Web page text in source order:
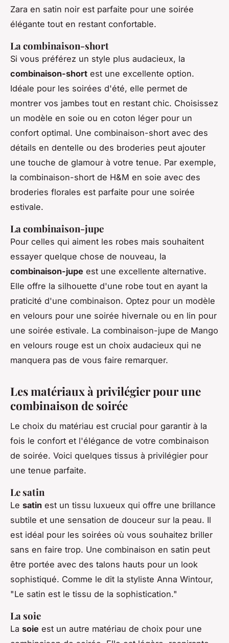
Zara en satin noir est parfaite pour une soirée
élégante tout en restant confortable.
La combinaison-short
Si vous préférez un style plus audacieux, la
combinaison-short est une excellente option.
Idéale pour les soirées d'été, elle permet de
montrer vos jambes tout en restant chic. Choisissez
un modèle en soie ou en coton léger pour un
confort optimal. Une combinaison-short avec des
détails en dentelle ou des broderies peut ajouter
une touche de glamour à votre tenue. Par exemple,
la combinaison-short de H&M en soie avec des
broderies florales est parfaite pour une soirée
estivale.
La combinaison-jupe
Pour celles qui aiment les robes mais souhaitent
essayer quelque chose de nouveau, la
combinaison-jupe est une excellente alternative.
Elle offre la silhouette d'une robe tout en ayant la
praticité d'une combinaison. Optez pour un modèle
en velours pour une soirée hivernale ou en lin pour
une soirée estivale. La combinaison-jupe de Mango
en velours rouge est un choix audacieux qui ne
manquera pas de vous faire remarquer.
Les matériaux à privilégier pour une
combinaison de soirée
Le choix du matériau est crucial pour garantir à la
fois le confort et l'élégance de votre combinaison
de soirée. Voici quelques tissus à privilégier pour
une tenue parfaite.
Le satin
Le satin est un tissu luxueux qui offre une brillance
subtile et une sensation de douceur sur la peau. Il
est idéal pour les soirées où vous souhaitez briller
sans en faire trop. Une combinaison en satin peut
être portée avec des talons hauts pour un look
sophistiqué. Comme le dit la styliste Anna Wintour,
"Le satin est le tissu de la sophistication."
La soie
La soie est un autre matériau de choix pour une